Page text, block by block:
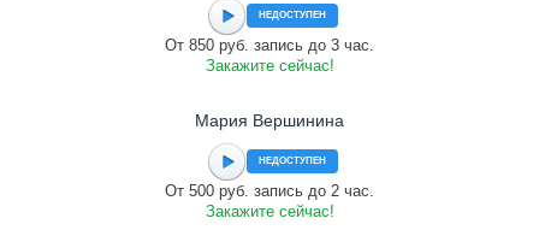
НЕДОСТУПЕН
От 850 руб. запись до 3 час.
Закажите сейчас!
Мария Вершинина
НЕДОСТУПЕН
От 500 руб. запись до 2 час.
Закажите сейчас!